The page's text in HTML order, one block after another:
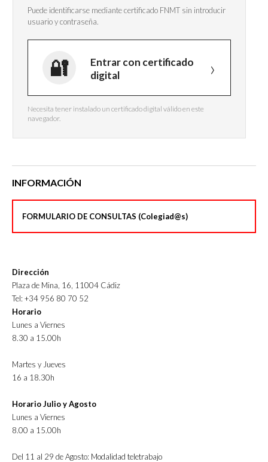
Puede identificarse mediante certificado FNMT sin introducir
usuario y contraseña.
Entrar con certificado
digital
Necesita tener instalado un certificado digital válido en este
navegador.
INFORMACIÓN
FORMULARIO DE CONSULTAS (Colegiad@s)
Dirección
Plaza de Mina, 16, 11004 Cádiz
Tel: +34 956 80 70 52
Horario
Lunes a Viernes
8.30 a 15.00h
Martes y Jueves
16 a 18.30h
Horario Julio y Agosto
Lunes a Viernes
8.00 a 15.00h
Del 11 al 29 de Agosto: Modalidad teletrabajo